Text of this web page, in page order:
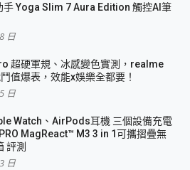
手 Yoga Slim 7 Aura Edition 觸控AI筆
日
超硬軍規、冰感變色實測，realme
值爆表，效能x娛樂全都要！
日
Watch、AirPods耳機 三個設備充電
MagReact™ M3 3 in 1可攜摺疊無
評測
日